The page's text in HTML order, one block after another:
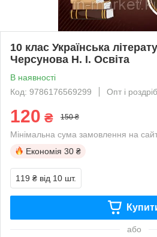
10 клас Українська
Черсунова Н. І. Освіта
В наявності
Код: 9786176569299
Опт і роздріб
120 ₴ 150 ₴
Мінімальна сума замовлення на
Економія 30 ₴
119 ₴ від 10 шт.
або